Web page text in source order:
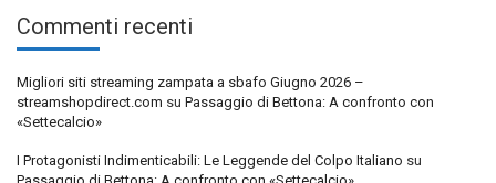
Commenti recenti
Migliori siti streaming zampata a sbafo Giugno 2026 –
streamshopdirect.com su Passaggio di Bettona: A confronto con
«Settecalcio»
I Protagonisti Indimenticabili: Le Leggende del Colpo Italiano su